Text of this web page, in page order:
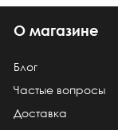
О магазине
Блог
Частые вопросы
Доставка